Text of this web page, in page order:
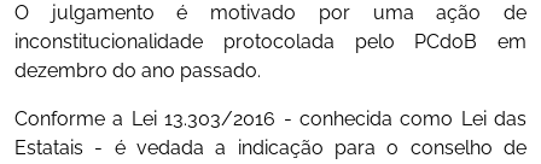
O julgamento é motivado por uma ação de
inconstitucionalidade protocolada pelo PCdoB em
dezembro do ano passado.
Conforme a Lei 13.303/2016 - conhecida como Lei das
Estatais - é vedada a indicação para o conselho de